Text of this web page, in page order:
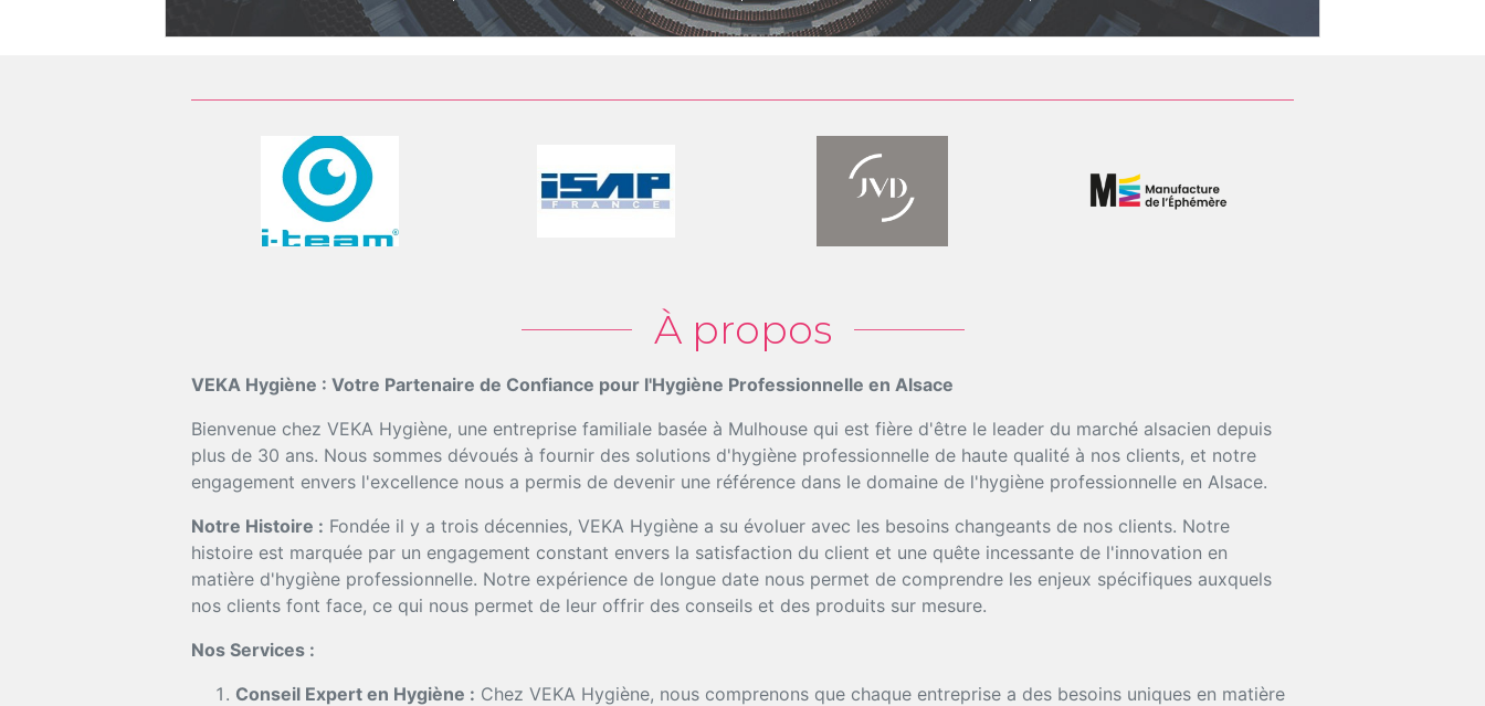
À propos
VEKA Hygiène : Votre Partenaire de Confiance pour l'Hygiène Professionnelle en Alsace
Bienvenue chez VEKA Hygiène, une entreprise familiale basée à Mulhouse qui est fière d'être le leader du marché alsacien depuis
plus de 30 ans. Nous sommes dévoués à fournir des solutions d'hygiène professionnelle de haute qualité à nos clients, et notre
engagement envers l'excellence nous a permis de devenir une référence dans le domaine de l'hygiène professionnelle en Alsace.
Notre Histoire : Fondée il y a trois décennies, VEKA Hygiène a su évoluer avec les besoins changeants de nos clients. Notre
histoire est marquée par un engagement constant envers la satisfaction du client et une quête incessante de l'innovation en
matière d'hygiène professionnelle. Notre expérience de longue date nous permet de comprendre les enjeux spécifiques auxquels
nos clients font face, ce qui nous permet de leur offrir des conseils et des produits sur mesure.
Nos Services :
Conseil Expert en Hygiène : Chez VEKA Hygiène, nous comprenons que chaque entreprise a des besoins uniques en matière